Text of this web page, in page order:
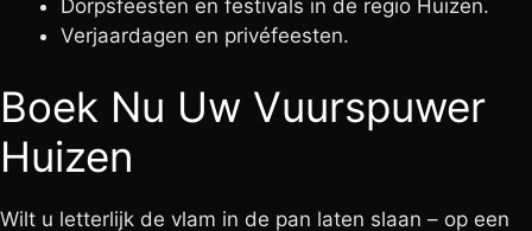
Dorpsfeesten en festivals in de regio Huizen.
Verjaardagen en privéfeesten.
Boek Nu Uw Vuurspuwer
Huizen
Wilt u letterlijk de vlam in de pan laten slaan – op een